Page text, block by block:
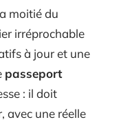
moitié du
irréprochable
à jour et une
passeport
: il doit
avec une réelle